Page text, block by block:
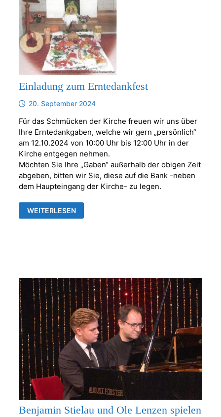
Einladung zum Erntedankfest
20. September 2024
Für das Schmücken der Kirche freuen wir uns über
Ihre Erntedankgaben, welche wir gern „persönlich“
am 12.10.2024 von 10:00 Uhr bis 12:00 Uhr in der
Kirche entgegen nehmen.
Möchten Sie Ihre „Gaben“ außerhalb der obigen Zeit
abgeben, bitten wir Sie, diese auf die Bank -neben
dem Haupteingang der Kirche- zu legen.
EINLADUNG
ZUM
WEITERLESEN
Benjamin Stielau und Ole Lenzen spielen